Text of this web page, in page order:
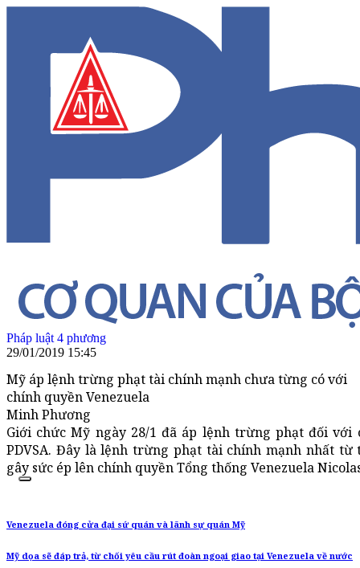
Pháp luật 4 phương
29/01/2019 15:45
Mỹ áp lệnh trừng phạt tài chính mạnh chưa từng có với
chính quyền Venezuela
Minh Phương
Giới chức Mỹ ngày 28/1 đã áp lệnh trừng phạt đối với
PDVSA. Đây là lệnh trừng phạt tài chính mạnh nhất
gây sức ép lên chính quyền Tổng thống Venezuela
Venezuela đóng cửa đại sứ quán và lãnh sự quán Mỹ
Mỹ dọa sẽ đáp trả, từ chối yêu cầu rút đoàn ngoại giao tại Venezuela về nước